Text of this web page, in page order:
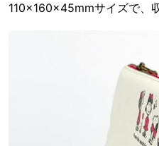
110×160×45mmサイズで、